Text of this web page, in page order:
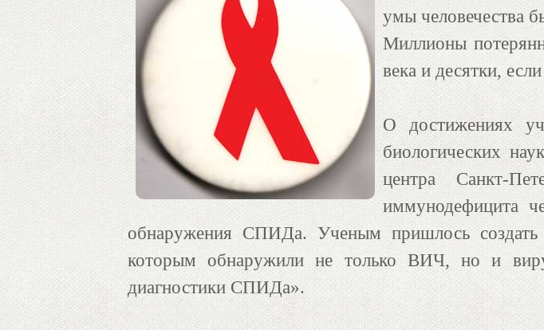
умы человечества
Миллионы
века и десятки,
О достижениях
биологических
центра Санкт-
иммунодефицита
обнаружения СПИДа. Ученым пришлось создать
которым обнаружили не только ВИЧ, но и
диагностики СПИДа».